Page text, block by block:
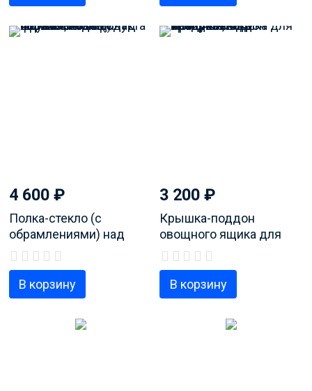
4 600 ₽
Полка-стекло (с
обрамлениями) над
ящиками овощи-
фрукты, код продукта
481245088189
В корзину
3 200₽
Крышка-поддон
овощного ящика для
холодильника Whirlpool,
код продукта
481245088342
В корзину